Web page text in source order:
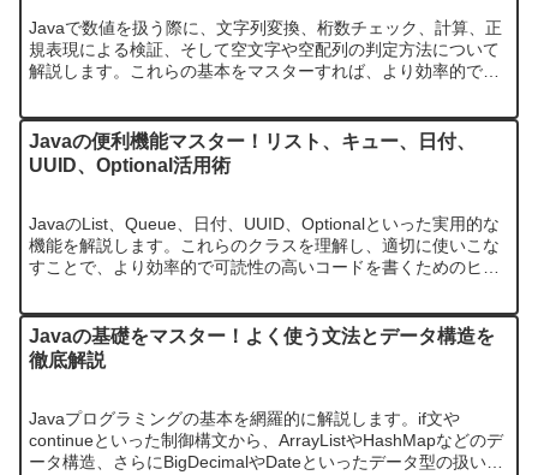
Javaで数値を扱う際に、文字列変換、桁数チェック、計算、正
規表現による検証、そして空文字や空配列の判定方法について
解説します。これらの基本をマスターすれば、より効率的で安
Javaの便利機能マスター！リスト、キュー、日付、
UUID、Optional活用術
JavaのList、Queue、日付、UUID、Optionalといった実用的な
機能を解説します。これらのクラスを理解し、適切に使いこな
すことで、より効率的で可読性の高いコードを書くためのヒン
Javaの基礎をマスター！よく使う文法とデータ構造を
徹底解説
Javaプログラミングの基本を網羅的に解説します。if文や
continueといった制御構文から、ArrayListやHashMapなどのデ
ータ構造、さらにBigDecimalやDateといったデータ型の扱い方